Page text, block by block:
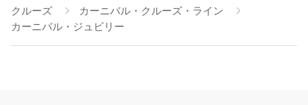
クルーズ
カーニバル・クルーズ・ライン
カーニバル・ジュビリー